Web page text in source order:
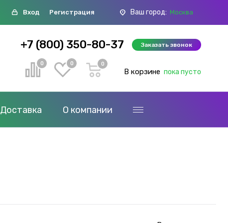
Вход Регистрация Ваш город: Москва
+7 (800) 350-80-37 Заказать звонок
0 0 0
В корзине пока пусто
Доставка О компании